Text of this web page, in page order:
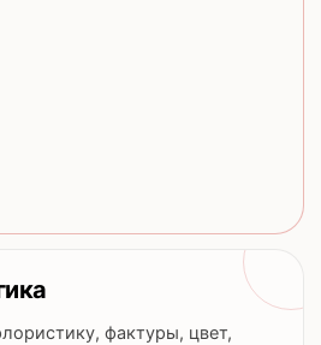
фактуры, цвет,